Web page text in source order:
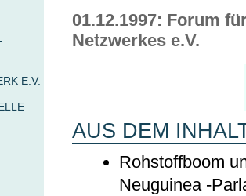
01.12.1997: Forum
Netzwerkes e.V.
AUS DEM
Rohstoffboom
Neuguinea -
E.V.